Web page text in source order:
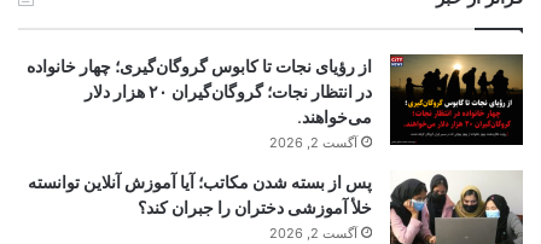
از رؤیای نجات تا کابوس گروگان‌گیری؛ چهار خانواده
در انتظار نجات؛ گروگان‌گیران ۲۰ هزار دلار
می‌خواهند.
آگست 2, 2026
پس از بسته شدن مکاتب؛ آیا آموزش آنلاین توانسته
خلأ آموزشی دختران را جبران کند؟
آگست 2, 2026